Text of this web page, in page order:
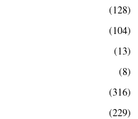
(128)
(104)
(13)
(8)
(316)
(229)